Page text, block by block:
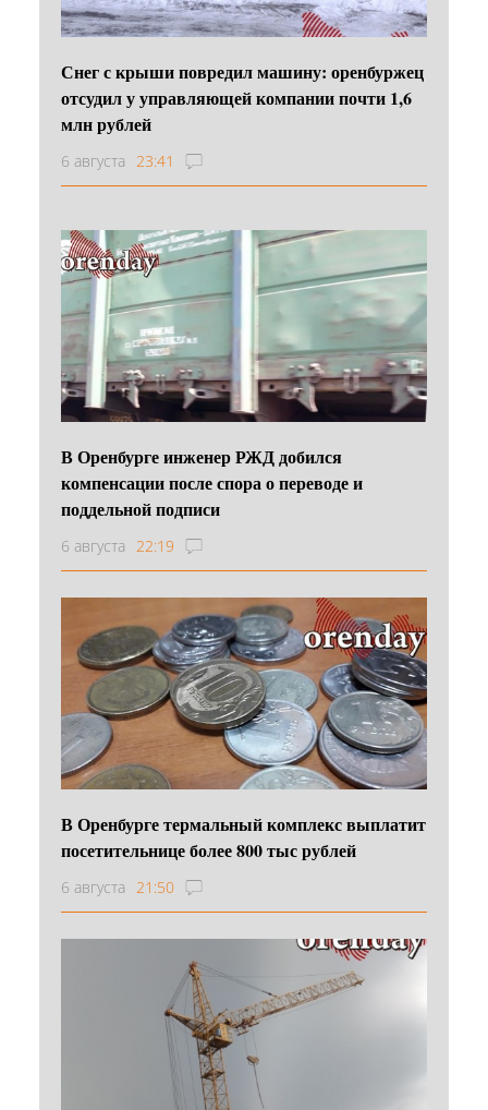
Снег с крыши повредил машину: оренбуржец
отсудил у управляющей компании почти 1,6
млн рублей
6 августа 23:41
В Оренбурге инженер РЖД добился
компенсации после спора о переводе и
поддельной подписи
6 августа 22:19
В Оренбурге термальный комплекс выплатит
посетительнице более 800 тыс рублей
6 августа 21:50